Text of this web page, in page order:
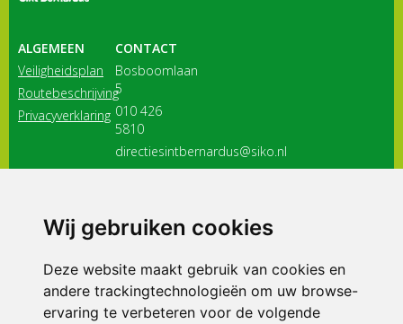
Wij gebruiken cookies
Deze website maakt gebruik van cookies en
andere trackingtechnologieën om uw browse-
ervaring te verbeteren voor de volgende
ALGEMEEN
Veiligheidsplan
Routebeschrijving
Privacyverklaring
CONTACT
Bosboomlaan
5
010 426
5810
directiesintbernardus@siko.nl
3116 JB
ONDERDEEL VAN